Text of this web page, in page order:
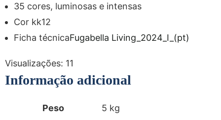
35 cores, luminosas e intensas
Cor kk12
Ficha técnicaFugabella Living_2024_I_(pt)
Visualizações: 11
Informação adicional
Peso
5 kg